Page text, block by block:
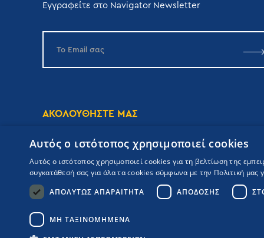
Εγγραφείτε στο Navigator Newsletter
ΑΚΟΛΟΥΘΗΣΤΕ ΜΑΣ
Copyrights Navigator © ΜΗ.Τ.Ε 0206Ε60000476600
Πολιτική Απορρήτου
Αυτός ο ιστότοπος χρησιμοποιεί cookies
Αυτός ο ιστότοπος χρησιμοποιεί cookies για τη βελτίωση της
συγκατάθεσή σας για όλα τα cookies σύμφωνα με την Πολιτική μας
ΑΠΟΛΎΤΩΣ ΑΠΑΡΑΊΤΗΤΑ
ΑΠΌΔΟΣΗΣ
ΜΗ ΤΑΞΙΝΟΜΗΜΈΝΑ